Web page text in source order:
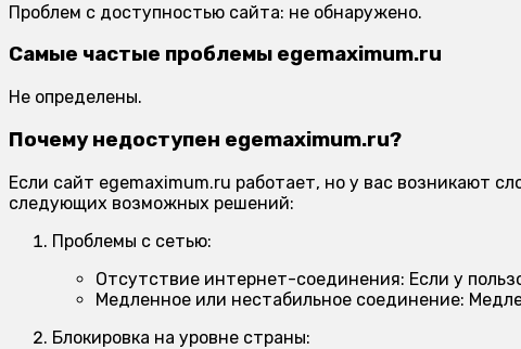
Проблем с доступностью сайта: не обнаружено.
Самые частые проблемы egemaximum.ru
Не определены.
Почему недоступен egemaximum.ru?
Если сайт egemaximum.ru работает, но у вас возникают
следующих возможных решений:
Проблемы с сетью:
Отсутствие интернет-соединения: Если у
Медленное или нестабильное соединение:
Блокировка на уровне страны: